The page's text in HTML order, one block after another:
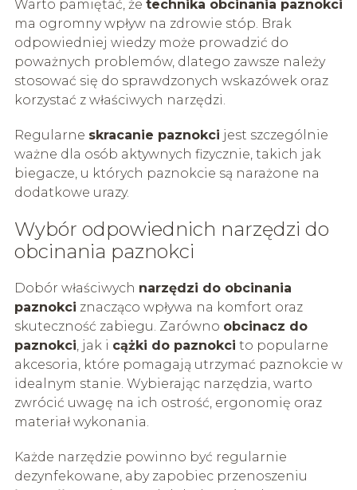
Warto pamiętać, że technika obcinania paznokci
ma ogromny wpływ na zdrowie stóp. Brak
odpowiedniej wiedzy może prowadzić do
poważnych problemów, dlatego zawsze należy
stosować się do sprawdzonych wskazówek oraz
korzystać z właściwych narzędzi.
Regularne skracanie paznokci jest szczególnie
ważne dla osób aktywnych fizycznie, takich jak
biegacze, u których paznokcie są narażone na
dodatkowe urazy.
Wybór odpowiednich narzędzi do
obcinania paznokci
Dobór właściwych narzędzi do obcinania
paznokci znacząco wpływa na komfort oraz
skuteczność zabiegu. Zarówno obcinacz do
paznokci, jak i cążki do paznokci to popularne
akcesoria, które pomagają utrzymać paznokcie w
idealnym stanie. Wybierając narzędzia, warto
zwrócić uwagę na ich ostrość, ergonomię oraz
materiał wykonania.
Każde narzędzie powinno być regularnie
dezynfekowane, aby zapobiec przenoszeniu